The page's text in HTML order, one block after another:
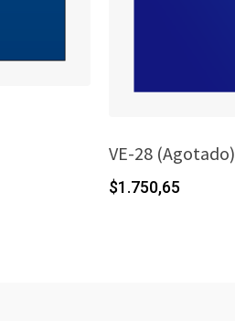
VE-28 (Agotado)
$1.750,65